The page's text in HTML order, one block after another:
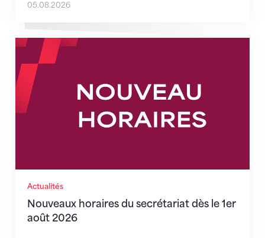
05.08.2026
Actualités
Nouveaux horaires du secrétariat dès le 1er
août 2026
Nouveaux horaires du secrétariat dès le 1er août